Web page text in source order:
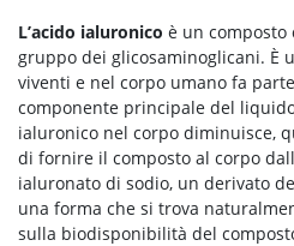
L’acido ialuronico è un composto
gruppo dei glicosaminoglicani. È
viventi e nel corpo umano fa
componente principale del
ialuronico nel corpo diminuisce,
di fornire il composto al corpo
ialuronato di sodio, un derivato
una forma che si trova
sulla biodisponibilità del